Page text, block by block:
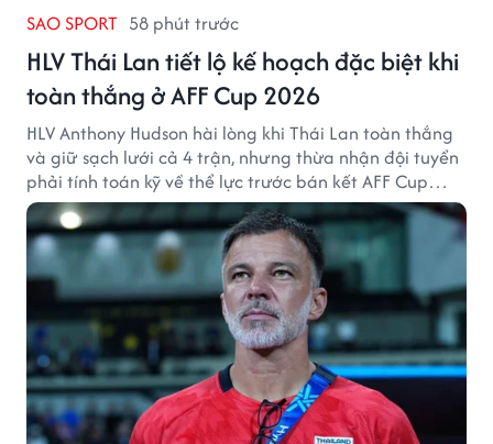
SAO SPORT 58 phút trước
HLV Thái Lan tiết lộ kế hoạch đặc biệt khi
toàn thắng ở AFF Cup 2026
HLV Anthony Hudson hài lòng khi Thái Lan toàn thắng
và giữ sạch lưới cả 4 trận, nhưng thừa nhận đội tuyển
phải tính toán kỹ về thể lực trước bán kết AFF Cup
2026.